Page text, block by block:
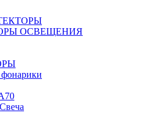
ОСВЕЩЕНИЯ